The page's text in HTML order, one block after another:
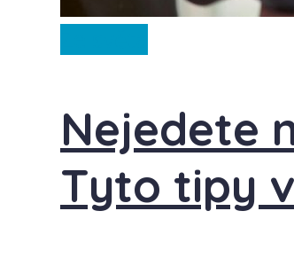
Nejedete
Tyto tipy